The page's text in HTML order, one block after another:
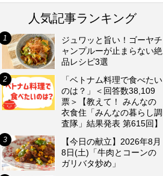
人気記事ランキング
ジュワッと旨い！ゴーヤチ
ャンプルーが止まらない絶
品レシピ3選
「ベトナム料理で食べたい
のは？」＜回答数38,109
票＞【教えて！ みんなの
衣食住「みんなの暮らし調
査隊」結果発表 第615回】
【今日の献立】2026年8月
8日(土)「牛肉とコーンの
ガリバタ炒め」